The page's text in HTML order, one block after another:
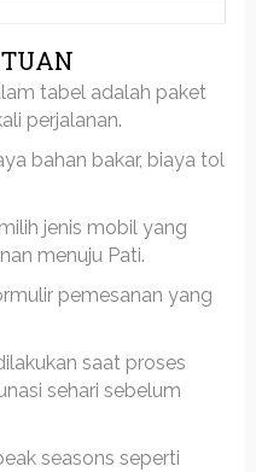
tabel adalah paket
perjalanan.
bahan bakar, biaya tol
jenis mobil yang
menuju Pati.
pemesanan yang
saat proses
sehari sebelum
seasons seperti